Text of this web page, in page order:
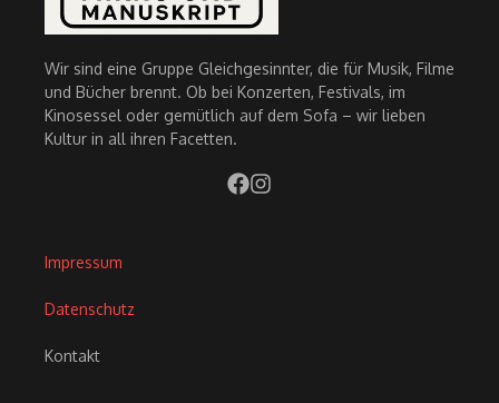
Wir sind eine Gruppe Gleichgesinnter, die für Musik, Filme
und Bücher brennt. Ob bei Konzerten, Festivals, im
Kinosessel oder gemütlich auf dem Sofa – wir lieben
Kultur in all ihren Facetten.
Impressum
Datenschutz
Kontakt